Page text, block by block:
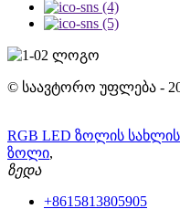
© საავტორო უფლება -
RGB LED ზოლის სახლის
ზოლი,
ზედა
+8615813805905